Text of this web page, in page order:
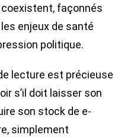
façonnés
enjeux de santé
politique.
lecture est précieuse
s’il doit laisser son
son stock de e-
simplement